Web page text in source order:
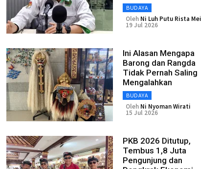
BUDAYA
Oleh Ni Luh Putu Rista Mei
19 Jul 2026
Ini Alasan Mengapa
Barong dan Rangda
Tidak Pernah Saling
Mengalahkan
BUDAYA
Oleh Ni Nyoman Wirati
15 Jul 2026
PKB 2026 Ditutup,
Tembus 1,8 Juta
Pengunjung dan